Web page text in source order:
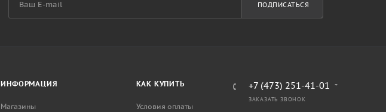
ПОДПИСАТЬСЯ
ИНФОРМАЦИЯ
Магазины
КАК КУПИТЬ
Условия оплаты
+7 (473) 251-41-01
ЗАКАЗАТЬ ЗВОНОК